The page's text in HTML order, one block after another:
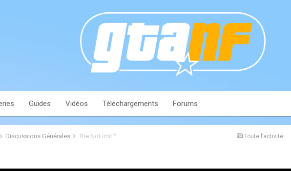
Guides Vidéos Téléchargements Forums
Toute l’activité
Discussions Générales The NoLimit™